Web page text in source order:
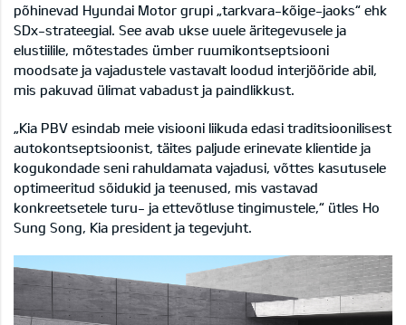
põhinevad Hyundai Motor grupi „tarkvara-kõige-jaoks“ ehk
SDx-strateegial. See avab ukse uuele äritegevusele ja
elustiilile, mõtestades ümber ruumikontseptsiooni
moodsate ja vajadustele vastavalt loodud interjööride abil,
mis pakuvad ülimat vabadust ja paindlikkust.
„Kia PBV esindab meie visiooni liikuda edasi traditsioonilisest
autokontseptsioonist, täites paljude erinevate klientide ja
kogukondade seni rahuldamata vajadusi, võttes kasutusele
optimeeritud sõidukid ja teenused, mis vastavad
konkreetsetele turu- ja ettevõtluse tingimustele,“ ütles Ho
Sung Song, Kia president ja tegevjuht.